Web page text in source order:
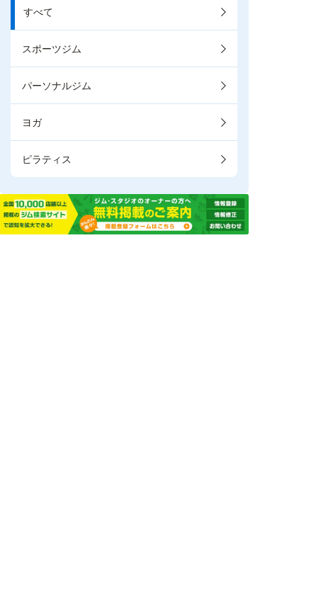
すべて
スポーツジム
パーソナルジム
ヨガ
ピラティス